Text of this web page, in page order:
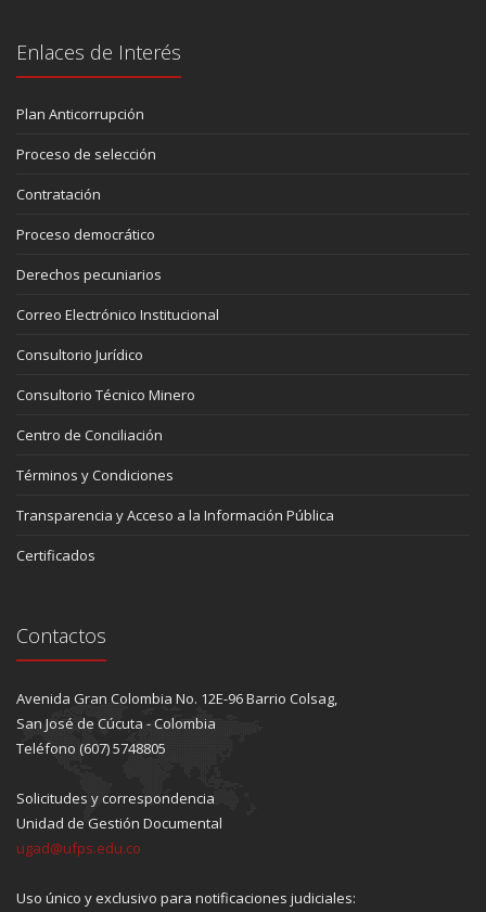
Enlaces de Interés
Plan Anticorrupción
Proceso de selección
Contratación
Proceso democrático
Derechos pecuniarios
Correo Electrónico Institucional
Consultorio Jurídico
Consultorio Técnico Minero
Centro de Conciliación
Términos y Condiciones
Transparencia y Acceso a la Información Pública
Certificados
Contactos
Avenida Gran Colombia No. 12E-96 Barrio Colsag,
San José de Cúcuta - Colombia
Teléfono (607) 5748805
Solicitudes y correspondencia
Unidad de Gestión Documental
ugad@ufps.edu.co
Uso único y exclusivo para notificaciones judiciales: